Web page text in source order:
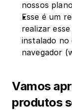
nossos
Esse é um
realizar
instalado
navegador
Vamos
produtos